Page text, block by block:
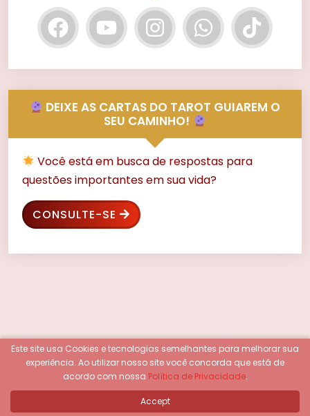
DEIXE AS CARTAS DO TAROT GUIAREM O
SEU CAMINHO!
Você está em busca de respostas para
questões importantes em sua vida?
CONSULTE-SE
Este site usa Cookies e tecnologias semelhantes para melhorar sua
experiência. Ao utilizar nosso site você concorda que está de
acordo com nossa Política de Privacidade.
Accept